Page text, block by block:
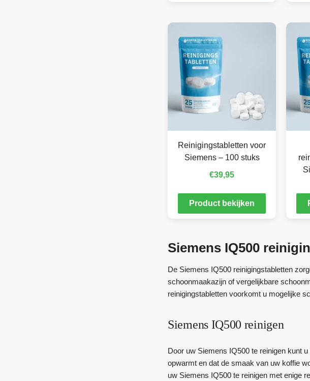
Reinigingstabletten voor
Siemens – 100 stuks
€39,95
Product bekijken
Siemens IQ500
De Siemens IQ500 reinigingstabletten
schoonmaakazijn of vergelijkbare
reinigingstabletten voorkomt u mogelijke
Siemens IQ500 reinigen
Door uw Siemens IQ500 te reinigen kunt
opwarmt en dat de smaak van uw koffie
uw Siemens IQ500 te reinigen met enige